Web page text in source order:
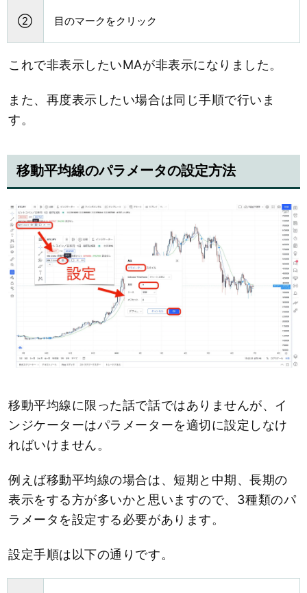
② 目のマークをクリック
これで非表示したいMAが非表示になりました。
また、再度表示したい場合は同じ手順で行いま
す。
移動平均線のパラメータの設定方法
移動平均線に限った話で話ではありませんが、イ
ンジケーターはパラメーターを適切に設定しなけ
ればいけません。
例えば移動平均線の場合は、短期と中期、長期の
表示をする方が多いかと思いますので、3種類のパ
ラメータを設定する必要があります。
設定手順は以下の通りです。